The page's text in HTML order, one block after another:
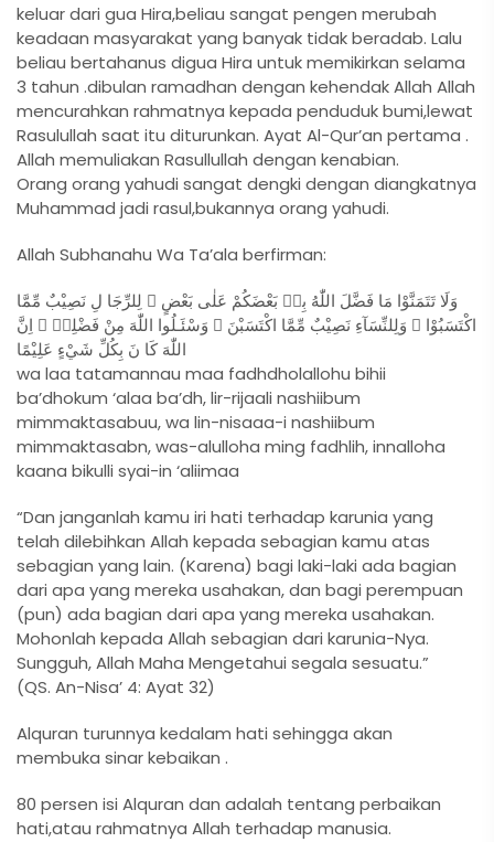
keluar dari gua Hira,beliau sangat pengen merubah
keadaan masyarakat yang banyak tidak beradab. Lalu
beliau bertahanus digua Hira untuk memikirkan selama
3 tahun .dibulan ramadhan dengan kehendak Allah Allah
mencurahkan rahmatnya kepada penduduk bumi,lewat
Rasulullah saat itu diturunkan. Ayat Al-Qur’an pertama .
Allah memuliakan Rasullullah dengan kenabian.
Orang orang yahudi sangat dengki dengan diangkatnya
Muhammad jadi rasul,bukannya orang yahudi.
Allah Subhanahu Wa Ta’ala berfirman:
وَلَا تَتَمَنَّوْا مَا فَضَّلَ اللّٰهُ بِهٖ بَعْضَكُمْ عَلٰى بَعْضٍ ۗ لِلرِّجَا لِ نَصِيْبٌ مِّمَّا
اكْتَسَبُوْا ۗ وَلِلنِّسَآءِ نَصِيْبٌ مِّمَّا اكْتَسَبْنَ ۗ وَسْئَـلُوا اللّٰهَ مِنْ فَضْلِهٖ ۗ اِنَّ
اللّٰهَ كَا نَ بِكُلِّ شَيْءٍ عَلِيْمًا
wa laa tatamannau maa fadhdholallohu bihii
ba’dhokum ‘alaa ba’dh, lir-rijaali nashiibum
mimmaktasabuu, wa lin-nisaaa-i nashiibum
mimmaktasabn, was-alulloha ming fadhlih, innalloha
kaana bikulli syai-in ‘aliimaa
“Dan janganlah kamu iri hati terhadap karunia yang
telah dilebihkan Allah kepada sebagian kamu atas
sebagian yang lain. (Karena) bagi laki-laki ada bagian
dari apa yang mereka usahakan, dan bagi perempuan
(pun) ada bagian dari apa yang mereka usahakan.
Mohonlah kepada Allah sebagian dari karunia-Nya.
Sungguh, Allah Maha Mengetahui segala sesuatu.”
(QS. An-Nisa’ 4: Ayat 32)
Alquran turunnya kedalam hati sehingga akan
membuka sinar kebaikan .
80 persen isi Alquran dan adalah tentang perbaikan
hati,atau rahmatnya Allah terhadap manusia.